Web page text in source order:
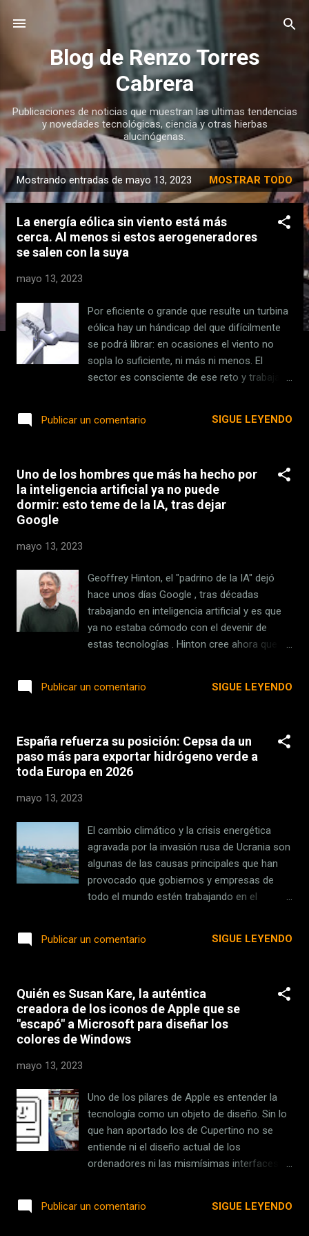
Ir al contenido principal
Blog de Renzo Torres
Cabrera
Publicaciones de noticias que muestran las ultimas tendencias
y novedades tecnológicas, ciencia y otras hierbas
alucinógenas.
E
n
Mostrando entradas de mayo 13, 2023 MOSTRAR TODO
La energía eólica sin viento está más
cerca. Al menos si estos aerogeneradores
se salen con la suya
mayo 13, 2023
Por eficiente o grande que resulte un turbina
eólica hay un hándicap del que difícilmente
se podrá librar: en ocasiones el viento no
sopla lo suficiente, ni más ni menos. El
sector es consciente de ese reto y trabaja
como las baterías de hierro-aire , las de
también a otras renovables, como la solar.
Ahora Optimetron busca ir un paso más allá
con turbinas capaces de suministrar energía
de almacenamiento con aire comprimido, lo
que le permite conservar energía
prescindiendo de las baterías externas. Para
lograrlo emplea un compresor especial
localizado en la góndola y que se activa con
Gracias a esa rotación el a...
Publicar un comentario SIGUE LEYENDO
Uno de los hombres que más ha hecho por
la inteligencia artificial ya no puede
dormir: esto teme de la IA, tras dejar
Google
mayo 13, 2023
Geoffrey Hinton, el "padrino de la IA" dejó
hace unos días Google , tras décadas
trabajando en inteligencia artificial y es que
ya no estaba cómodo con el devenir de
estas tecnologías . Hinton cree ahora que la
esa información, el hombre le dio una
Genbeta Google añadirá inteligencia artificial
a su buscador: los días de googlear algo y
ver una lista de enlaces tienen los días
su trayectoria en el desarrollo de estas
tecnologías hasta sus previsiones de cara al
futuro. Aportaciones esenciales de Hinton a
la IA Hinton, de 75 años, revolucionó la IA no
una sino dos veces: primero con su trabajo
estructura del cerebro, y des...
Publicar un comentario SIGUE LEYENDO
España refuerza su posición: Cepsa da un
paso más para exportar hidrógeno verde a
toda Europa en 2026
mayo 13, 2023
El cambio climático y la crisis energética
agravada por la invasión rusa de Ucrania son
algunas de las causas principales que han
provocado que gobiernos y empresas de
todo el mundo estén trabajando en el
hidrógeno verde , elemento clave, por
emisiones de CO2 para el 2030. Hidrógeno
verde ibérico. En este contexto, la península
ibérica puede convertirse en el proveedor
continental de este vector energético
resto países del norte europeo. No obstante,
este plan -al que se sumará Alemania-, no
es el único que se está desarrollando en
nuestro país. Algunas empresas también
están elaborando estrategias dirigidas a la
de España y Portugal par...
Publicar un comentario SIGUE LEYENDO
Quién es Susan Kare, la auténtica
creadora de los iconos de Apple que se
"escapó" a Microsoft para diseñar los
colores de Windows
mayo 13, 2023
Uno de los pilares de Apple es entender la
tecnología como un objeto de diseño. Sin lo
que han aportado los de Cupertino no se
entiende ni el diseño actual de los
ordenadores ni las mismísimas interfaces
Macintosh original y de otros ordenadores
Publicar un comentario SIGUE LEYENDO